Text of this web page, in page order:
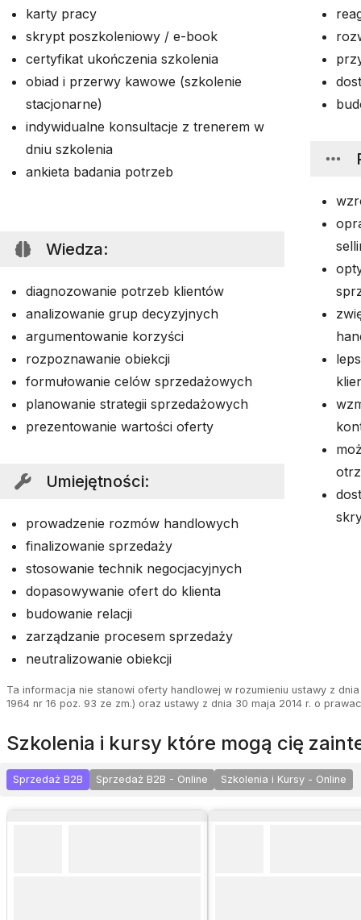
karty pracy
skrypt poszkoleniowy / e-book
certyfikat ukończenia szkolenia
obiad i przerwy kawowe (szkolenie
stacjonarne)
indywidualne konsultacje z trenerem w
dniu szkolenia
ankieta badania potrzeb
Wiedza:
diagnozowanie potrzeb klientów
analizowanie grup decyzyjnych
argumentowanie korzyści
rozpoznawanie obiekcji
formułowanie celów sprzedażowych
planowanie strategii sprzedażowych
prezentowanie wartości oferty
Umiejętności:
prowadzenie rozmów handlowych
finalizowanie sprzedaży
stosowanie technik negocjacyjnych
dopasowywanie ofert do klienta
budowanie relacji
zarządzanie procesem sprzedaży
neutralizowanie obiekcji
Ta informacja nie stanowi oferty handlowej w rozumieniu ustawy z
1964 nr 16 poz. 93 ze zm.) oraz ustawy z dnia 30 maja 2014 r. o
szkolenia i kursy które mogą cię
Sprzedaż B2B Sprzedaż B2B - Online Szkolenia i Kursy - Online